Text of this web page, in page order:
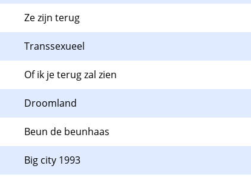
Ze zijn terug
Transsexueel
Of ik je terug zal zien
Droomland
Beun de beunhaas
Big city 1993